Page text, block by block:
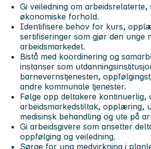
Gi veiledning om arbeidsrelaterte,
økonomiske forhold.
Identifisere behov for kurs,
sertifiseringer som gjør den unge
arbeidsmarkedet.
Bistå med koordinering og
instanser som
barnevernstjenesten,
andre kommunale tjenester.
Følge opp deltakere kontinuerlig,
arbeidsmarkedstiltak, opplæring,
medisinsk behandling og ute på
Gi arbeidsgivere som ansetter
oppfølging og veiledning.
Sørge for ung medvirkning i